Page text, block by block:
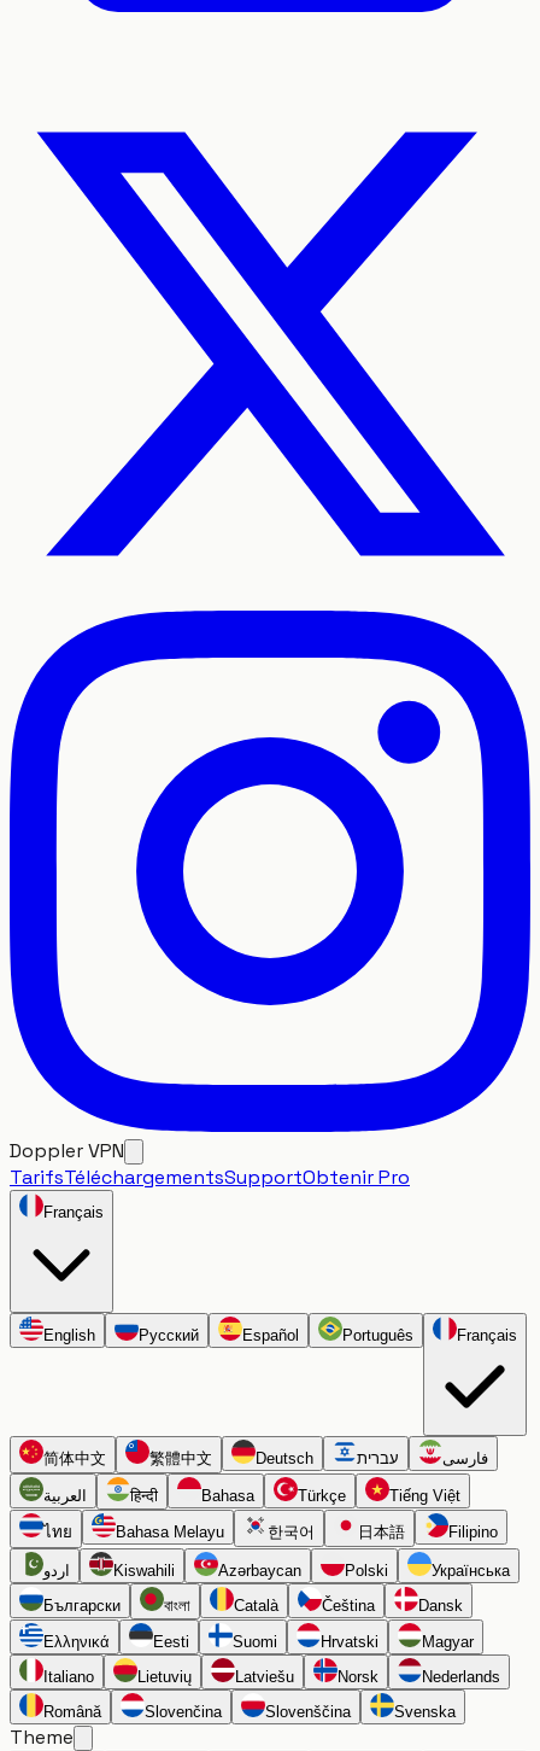
Doppler VPN
TarifsTéléchargementsSupportObtenir Pro
Français
English Русский Español Português Français
简体中文 繁體中文 Deutsch עברית فارسی
العربية हिन्दी Bahasa Türkçe
Tiếng Việt
ไทย
Bahasa Melayu 한국어 日本語 Filipino
اردو Kiswahili Azərbaycan Polski
Українська
Български
বাংলা Català Čeština
Dansk
Ελληνικά
Eesti Suomi Hrvatski
Magyar
Italiano
Lietuvių Latviešu Norsk
Nederlands
Română
Slovenčina Slovenščina Svenska
Theme